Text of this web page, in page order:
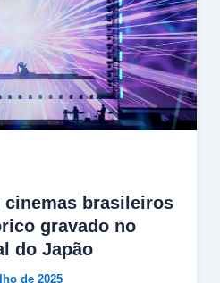
cinemas brasileiros
gravado no
do Japão
de 2025